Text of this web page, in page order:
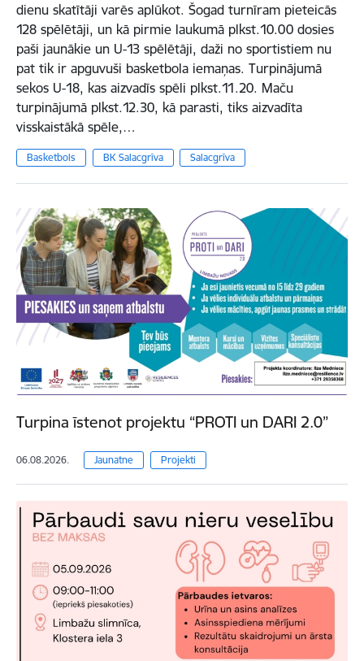
dienu skatītāji varēs aplūkot. Šogad turnīram pieteicās
128 spēlētāji, un kā pirmie laukumā plkst.10.00 dosies
paši jaunākie un U-13 spēlētāji, daži no sportistiem nu
pat tik ir apguvuši basketbola iemaņas. Turpinājumā
sekos U-18, kas aizvadīs spēli plkst.11.20. Maču
turpinājumā plkst.12.30, kā parasti, tiks aizvadīta
visskaistākā spēle,…
Basketbols BK Salacgrīva Salacgrīva
Turpina īstenot projektu “PROTI un DARI 2.0”
06.08.2026. Jaunatne Projekti